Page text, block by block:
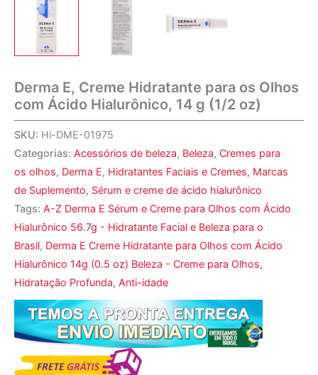
Derma E, Creme Hidratante para os Olhos
com Ácido Hialurônico, 14 g (1/2 oz)
SKU: Hi-DME-01975
Categorias: Acessórios de beleza, Beleza, Cremes para
os olhos, Derma E, Hidratantes Faciais e Cremes, Marcas
de Suplemento, Sérum e creme de ácido hialurônico
Tags: A-Z Derma E Sérum e Creme para Olhos com Ácido
Hialurônico 56.7g - Hidratante Facial e Beleza para o
Brasil, Derma E Creme Hidratante para Olhos com Ácido
Hialurônico 14g (0.5 oz) Beleza - Creme para Olhos,
Hidratação Profunda, Anti-idade